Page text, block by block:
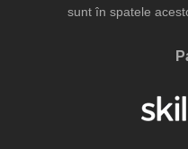
sunt în spatele